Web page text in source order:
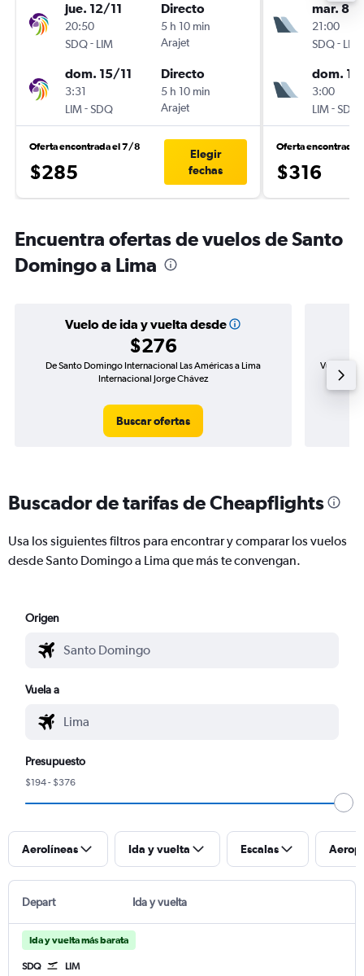
jue. 12/11
20:50
SDQ- LIM
Directo
5 h 10 min
Arajet
dom. 15/11
3:31
LIM-SDQ
Directo
5 h 10 min
Arajet
Oferta encontrada el 7/8
$285
Elegir
fechas
mar. 8/9
21:00
SDQ- LIM
dom.
3:00
LIM-SDQ
Oferta encontrada
$316
Encuentra ofertas de vuelos de Santo
Domingo a Lima
Vuelo de ida y vuelta desde
$276
De Santo Domingo Internacional Las Américas a Lima
Internacional Jorge Chávez
Buscar ofertas
Vuelo de
Buscador de tarifas de Cheapflights
Usa los siguientes filtros para encontrar y comparar los vuelos
desde Santo Domingo a Lima que más te convengan.
Origen
Vuela a
Presupuesto
$194 - $376
Aerolíneas Ida y vuelta Escalas
Depart Ida y vuelta
Ida y vuelta más barata
SDQ LIM